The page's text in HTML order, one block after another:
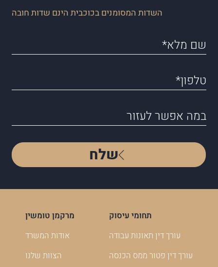
השדות המסומנים בכוכבית הינם שדות חובה
שלח
מרקמן טומשין
אודות המשרד
הצוות שלנו
תחומי עיסוק
עורך דין תאונות עבודה
עורך דין פטור ממס הכנסה